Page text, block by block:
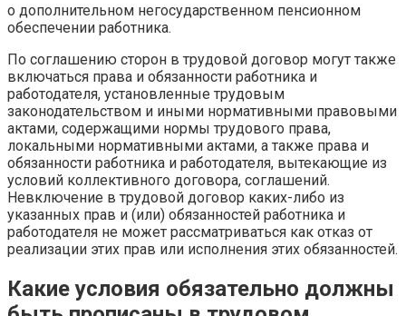
о дополнительном негосударственном пенсионном
обеспечении работника.
По соглашению сторон в трудовой договор могут также
включаться права и обязанности работника и
работодателя, установленные трудовым
законодательством и иными нормативными правовыми
актами, содержащими нормы трудового права,
локальными нормативными актами, а также права и
обязанности работника и работодателя, вытекающие из
условий коллективного договора, соглашений.
Невключение в трудовой договор каких-либо из
указанных прав и (или) обязанностей работника и
работодателя не может рассматриваться как отказ от
реализации этих прав или исполнения этих обязанностей.
Какие условия обязательно должны